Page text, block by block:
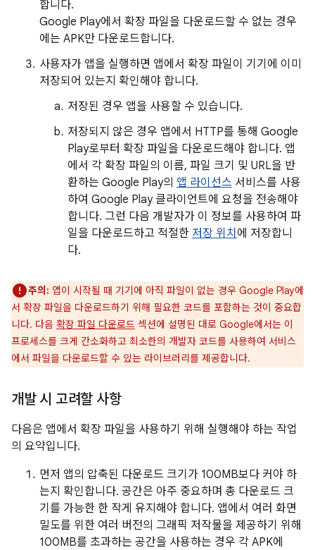
합니다.
Google Play에서 확장 파일을 다운로드할 수 없는 경우
에는 APK만 다운로드합니다.
사용자가 앱을 실행하면 앱에서 확장 파일이 기기에 이미
저장되어 있는지 확인해야 합니다.
저장된 경우 앱을 사용할 수 있습니다.
저장되지 않은 경우 앱에서 HTTP를 통해 Google
Play로부터 확장 파일을 다운로드해야 합니다. 앱
에서 각 확장 파일의 이름, 파일 크기 및 URL을 반
환하는 Google Play의 앱 라이선스 서비스를 사용
하여 Google Play 클라이언트에 요청을 전송해야
합니다. 그런 다음 개발자가 이 정보를 사용하여 파
일을 다운로드하고 적절한 저장 위치 에 저장합니
다.
주의: 앱이 시작될 때 기기에 아직 파일이 없는 경우 Google Play에
서 확장 파일을 다운로드하기 위해 필요한 코드를 포함하는 것이 중요합
니다. 다음 확장 파일 다운로드 섹션에 설명된 대로 Google에서는 이
프로세스를 크게 간소화하고 최소한의 개발자 코드를 사용하여 서비스
에서 파일을 다운로드할 수 있는 라이브러리를 제공합니다.
개발 시 고려할 사항
다음은 앱에서 확장 파일을 사용하기 위해 실행해야 하는 작업
의 요약입니다.
먼저 앱의 압축된 다운로드 크기가 100MB보다 커야 하
는지 확인합니다. 공간은 아주 중요하며 총 다운로드 크
기를 가능한 한 작게 유지해야 합니다. 앱에서 여러 화면
밀도를 위한 여러 버전의 그래픽 저작물을 제공하기 위해
100MB를 초과하는 공간을 사용하는 경우 각 APK에